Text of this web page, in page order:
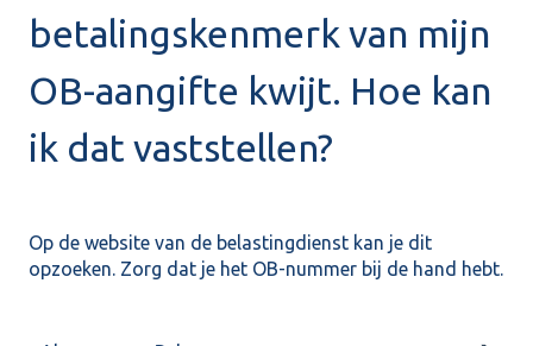
betalingskenmerk van mijn
OB-aangifte kwijt. Hoe kan
ik dat vaststellen?
Op de website van de belastingdienst kan je dit
opzoeken. Zorg dat je het OB-nummer bij de hand hebt.